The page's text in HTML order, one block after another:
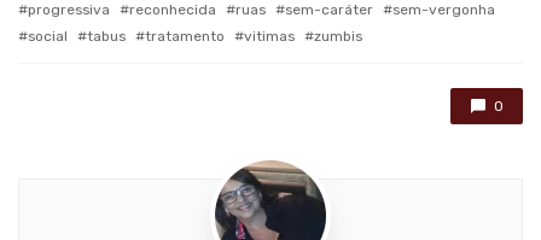
progressiva
reconhecida ruas sem-caráter
sem-vergonha
social
tabus tratamento vitimas zumbis
0